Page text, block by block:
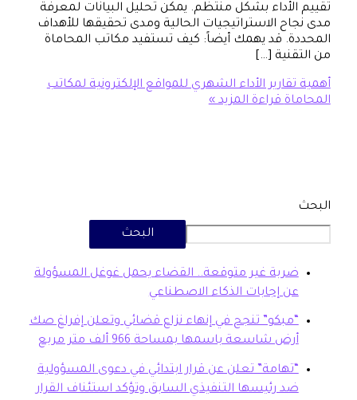
بشكل منتظم. يمكن تحليل البيانات لمعرفة
الاستراتيجيات الحالية ومدى تحقيقها للأهداف
قد يهمك أيضاً: كيف تستفيد مكاتب المحاماة
[…]
الأداء الشهري للمواقع الإلكترونية لمكاتب
قراءة المزيد »
غير متوقعة.. القضاء يحمل غوغل المسؤولة
إجابات الذكاء الاصطناعي
تنجح في إنهاء نزاع قضائي وتعلن إفراغ صك
شاسعة باسمها بمساحة 966 ألف متر مربع
تعلن عن قرار ابتدائي في دعوى المسؤولية
رئيسها التنفيذي السابق وتؤكد استئناف القرار